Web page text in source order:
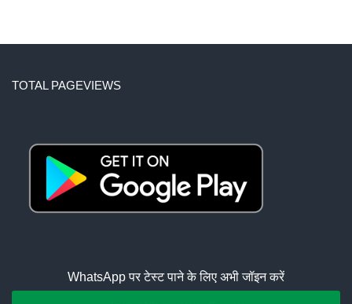
TOTAL PAGEVIEWS
WhatsApp पर टेस्ट पाने के लिए अभी जॉइन करें